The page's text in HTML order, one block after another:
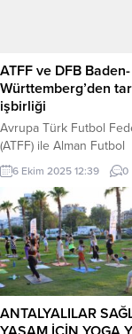
unutulmaz anlara sahne
ATFF ve DFB Baden-
Württemberg’den
işbirliği
Avrupa Türk Futbol
(ATFF) ile Alman Futbol
Federasyonu (DFB)
Württemberg eyalet
aydır yürüttükleri ortak
kapsamında Türk
futbolculara yeni
Ortak çalışmalar
genç futbolcu DFB
kazandırıldı. Mesut IŞIK
(İGFA) – Avrupa Türk
Federasyonu (ATFF) ile
6 Ekim 2025 12:39 0
ANTALYALILAR